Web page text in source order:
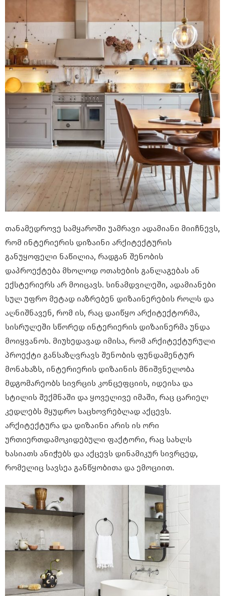
თანამედროვე სამყაროში უამრავი ადამიანი მიიჩნევს,
რომ ინტერიერის დიზაინი არქიტექტურის
განუყოფელი ნაწილია, რადგან შენობის
დაპროექტება მხოლოდ ოთახების განლაგებას ან
ექსტერიერს არ მოიცავს. სინამდვილეში, ადამიანები
სულ უფრო მეტად იაზრებენ დიზაინერების როლს და
აღნიშნავენ, რომ ის, რაც დაიწყო არქიტექტორმა,
სისრულეში სწორედ ინტერიერის დიზაინერმა უნდა
მოიყვანოს. მიუხედავად იმისა, რომ არქიტექტურული
პროექტი განსაზღვრავს შენობის ფუნდამენტურ
მონახაზს, ინტერიერის დიზაინის მნიშვნელობა
მდგომარეობს სივრცის კონცეფციის, იდეისა და
სტილის შექმნაში და ყოველივე იმაში, რაც ცარიელ
კედლებს მყუდრო საცხოვრებლად აქცევს.
არქიტექტურა და დიზაინი არის ის ორი
ურთიერთდამოკიდებული ფაქტორი, რაც სახლს
ხასიათს ანიჭებს და აქცევს დინამიკურ სივრცედ,
რომელიც სავსეა განწყობითა და ემოციით.